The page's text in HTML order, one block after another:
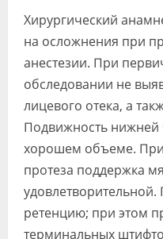
Хирургический
на осложнения при
анестезии. При
обследовании не
лицевого отека, а
Подвижность нижней
хорошем объеме.
протеза поддержка
ретенцию; при этом
терминальных